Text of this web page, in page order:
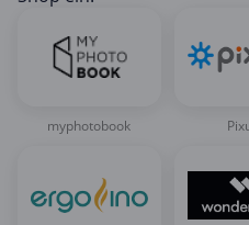
myphotobook